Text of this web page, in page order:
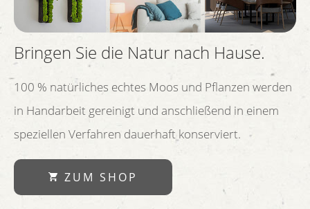
Bringen Sie die Natur nach Hause.
100 % natürliches echtes Moos und Pflanzen werden
in Handarbeit gereinigt und anschließend in einem
speziellen Verfahren dauerhaft konserviert.
ZUM SHOP